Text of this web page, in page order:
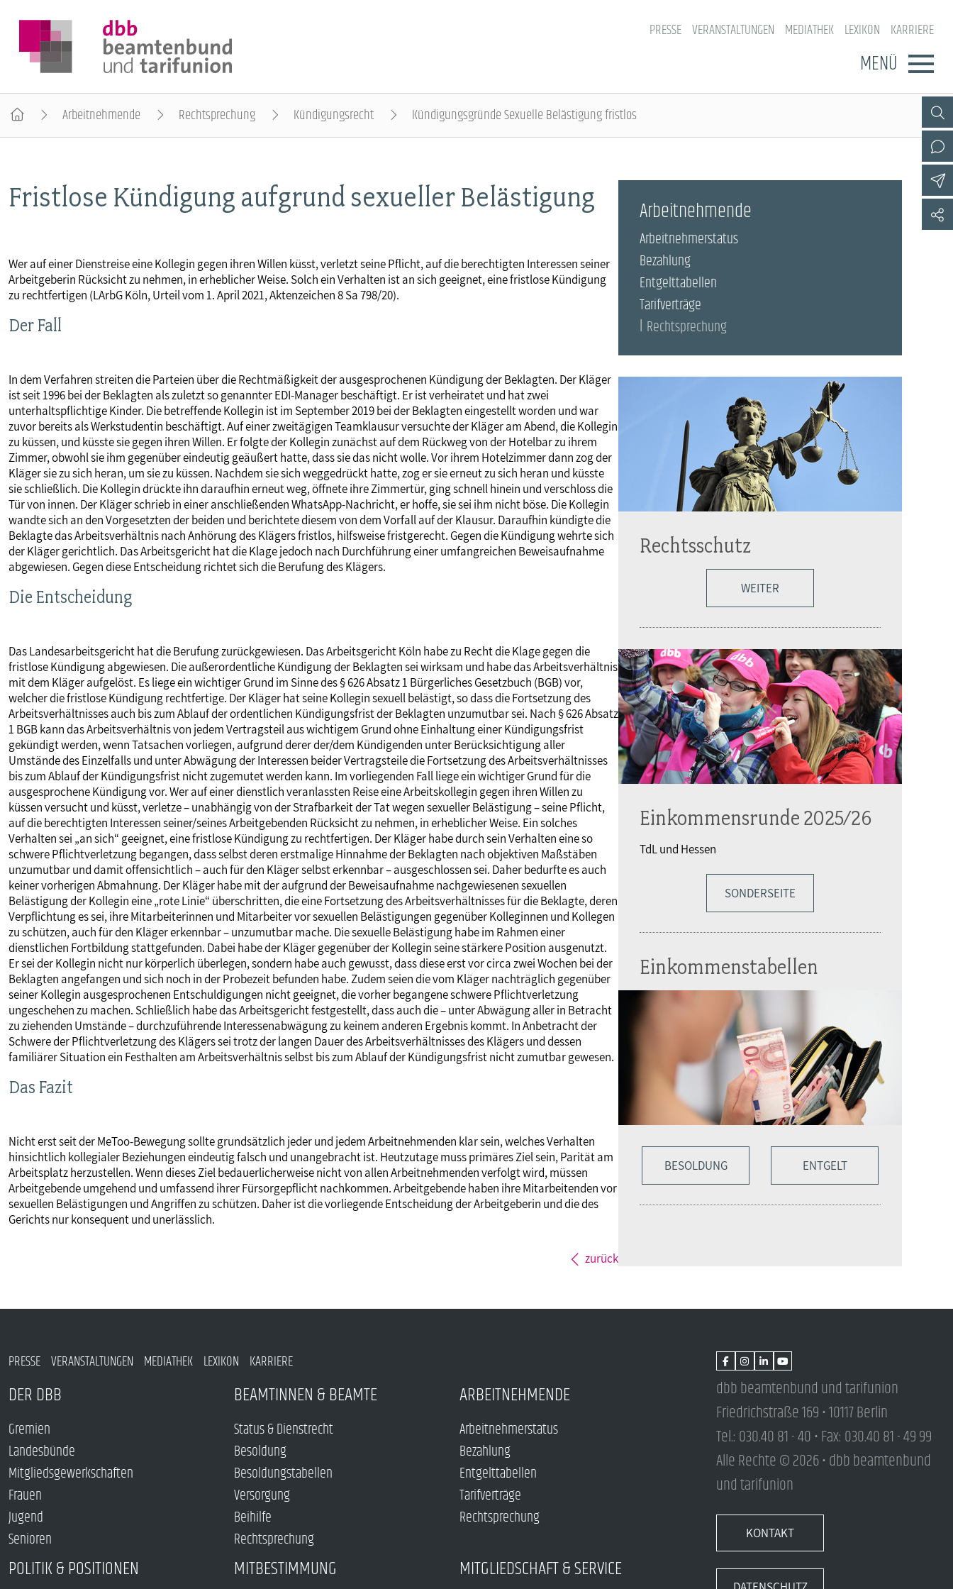
PRESSE VERANSTALTUNGEN MEDIATHEK LEXIKON KARRIERE
MENÜ
Gremien
Mitgliedsgewerkschaften
Jugend
Senioren
BEAMTINNEN & BEAMTE
Status & Dienstrecht
Besoldungstabellen
Beihilfe
Rechtsprechung
Arbeitnehmerstatus
Entgelttabellen
Rechtsprechung
POLITIK & POSITIONEN
Arbeit & Wirtschaft
Soziales & Gesundheit
Europa
Personalrat & JAV
Schwerbehindertenvertretung
MITGLIEDSCHAFT & SERVICE
Rechtsschutz
Vorteilswelt
Verlag
Arbeitnehmende Rechtsprechung Kündigungsrecht Kündigungsgründe Sexuelle Belästigung fristlos
Fristlose Kündigung aufgrund sexueller Belästigung
Wer auf einer Dienstreise eine Kollegin gegen ihren Willen küsst, verletzt seine Pflicht, auf die berechtigten Interessen seiner
Arbeitgeberin Rücksicht zu nehmen, in erheblicher Weise. Solch ein Verhalten ist an sich geeignet, eine fristlose Kündigung
zu rechtfertigen (LArbG Köln, Urteil vom 1. April 2021, Aktenzeichen 8 Sa 798/20).
Der Fall
In dem Verfahren streiten die Parteien über die Rechtmäßigkeit der ausgesprochenen Kündigung der Beklagten. Der Kläger
ist seit 1996 bei der Beklagten als zuletzt so genannter EDI-Manager beschäftigt. Er ist verheiratet und hat zwei
unterhaltspflichtige Kinder. Die betreffende Kollegin ist im September 2019 bei der Beklagten eingestellt worden und war
zuvor bereits als Werkstudentin beschäftigt. Auf einer zweitägigen Teamklausur versuchte der Kläger am Abend, die Kollegin
zu küssen, und küsste sie gegen ihren Willen. Er folgte der Kollegin zunächst auf dem Rückweg von der Hotelbar zu ihrem
Zimmer, obwohl sie ihm gegenüber eindeutig geäußert hatte, dass sie das nicht wolle. Vor ihrem Hotelzimmer dann zog der
Kläger sie zu sich heran, um sie zu küssen. Nachdem sie sich weggedrückt hatte, zog er sie erneut zu sich heran und küsste
sie schließlich. Die Kollegin drückte ihn daraufhin erneut weg, öffnete ihre Zimmertür, ging schnell hinein und verschloss die
Tür von innen. Der Kläger schrieb in einer anschließenden WhatsApp-Nachricht, er hoffe, sie sei ihm nicht böse. Die Kollegin
wandte sich an den Vorgesetzten der beiden und berichtete diesem von dem Vorfall auf der Klausur. Daraufhin kündigte die
Beklagte das Arbeitsverhältnis nach Anhörung des Klägers fristlos, hilfsweise fristgerecht. Gegen die Kündigung wehrte sich
der Kläger gerichtlich. Das Arbeitsgericht hat die Klage jedoch nach Durchführung einer umfangreichen Beweisaufnahme
abgewiesen. Gegen diese Entscheidung richtet sich die Berufung des Klägers.
Die Entscheidung
Das Landesarbeitsgericht hat die Berufung zurückgewiesen. Das Arbeitsgericht Köln habe zu Recht die Klage gegen die
fristlose Kündigung abgewiesen. Die außerordentliche Kündigung der Beklagten sei wirksam und habe das Arbeitsverhältnis
mit dem Kläger aufgelöst. Es liege ein wichtiger Grund im Sinne des § 626 Absatz 1 Bürgerliches Gesetzbuch (BGB) vor,
welcher die fristlose Kündigung rechtfertige. Der Kläger hat seine Kollegin sexuell belästigt, so dass die Fortsetzung des
Arbeitsverhältnisses auch bis zum Ablauf der ordentlichen Kündigungsfrist der Beklagten unzumutbar sei. Nach § 626 Absatz
1 BGB kann das Arbeitsverhältnis von jedem Vertragsteil aus wichtigem Grund ohne Einhaltung einer Kündigungsfrist
gekündigt werden, wenn Tatsachen vorliegen, aufgrund derer der/dem Kündigenden unter Berücksichtigung aller
Umstände des Einzelfalls und unter Abwägung der Interessen beider Vertragsteile die Fortsetzung des Arbeitsverhältnisses
bis zum Ablauf der Kündigungsfrist nicht zugemutet werden kann. Im vorliegenden Fall liege ein wichtiger Grund für die
ausgesprochene Kündigung vor. Wer auf einer dienstlich veranlassten Reise eine Arbeitskollegin gegen ihren Willen zu
küssen versucht und küsst, verletze – unabhängig von der Strafbarkeit der Tat wegen sexueller Belästigung – seine Pflicht,
auf die berechtigten Interessen seiner/seines Arbeitgebenden Rücksicht zu nehmen, in erheblicher Weise. Ein solches
Verhalten sei „an sich“ geeignet, eine fristlose Kündigung zu rechtfertigen. Der Kläger habe durch sein Verhalten eine so
schwere Pflichtverletzung begangen, dass selbst deren erstmalige Hinnahme der Beklagten nach objektiven Maßstäben
unzumutbar und damit offensichtlich – auch für den Kläger selbst erkennbar – ausgeschlossen sei. Daher bedurfte es auch
keiner vorherigen Abmahnung. Der Kläger habe mit der aufgrund der Beweisaufnahme nachgewiesenen sexuellen
Belästigung der Kollegin eine „rote Linie“ überschritten, die eine Fortsetzung des Arbeitsverhältnisses für die Beklagte, deren
Verpflichtung es sei, ihre Mitarbeiterinnen und Mitarbeiter vor sexuellen Belästigungen gegenüber Kolleginnen und Kollegen
zu schützen, auch für den Kläger erkennbar – unzumutbar mache. Die sexuelle Belästigung habe im Rahmen einer
dienstlichen Fortbildung stattgefunden. Dabei habe der Kläger gegenüber der Kollegin seine stärkere Position ausgenutzt.
Er sei der Kollegin nicht nur körperlich überlegen, sondern habe auch gewusst, dass diese erst vor circa zwei Wochen bei der
Beklagten angefangen und sich noch in der Probezeit befunden habe. Zudem seien die vom Kläger nachträglich gegenüber
seiner Kollegin ausgesprochenen Entschuldigungen nicht geeignet, die vorher begangene schwere Pflichtverletzung
ungeschehen zu machen. Schließlich habe das Arbeitsgericht festgestellt, dass auch die – unter Abwägung aller in Betracht
zu ziehenden Umstände – durchzuführende Interessenabwägung zu keinem anderen Ergebnis kommt. In Anbetracht der
Schwere der Pflichtverletzung des Klägers sei trotz der langen Dauer des Arbeitsverhältnisses des Klägers und dessen
familiärer Situation ein Festhalten am Arbeitsverhältnis selbst bis zum Ablauf der Kündigungsfrist nicht zumutbar gewesen.
Das Fazit
Nicht erst seit der MeToo-Bewegung sollte grundsätzlich jeder und jedem Arbeitnehmenden klar sein, welches Verhalten
hinsichtlich kollegialer Beziehungen eindeutig falsch und unangebracht ist. Heutzutage muss primäres Ziel sein, Parität am
Arbeitsplatz herzustellen. Wenn dieses Ziel bedauerlicherweise nicht von allen Arbeitnehmenden verfolgt wird, müssen
Arbeitgebende umgehend und umfassend ihrer Fürsorgepflicht nachkommen. Arbeitgebende haben ihre Mitarbeitenden vor
sexuellen Belästigungen und Angriffen zu schützen. Daher ist die vorliegende Entscheidung der Arbeitgeberin und die des
Gerichts nur konsequent und unerlässlich.
zurück
Arbeitnehmende
Arbeitnehmerstatus
Bezahlung
Entgelttabellen
Tarifverträge
Rechtsprechung
Rechtsschutz
WEITER
Einkommensrunde 2025/26
TdL und Hessen
SONDERSEITE
Einkommenstabellen
BESOLDUNG ENTGELT
PRESSE VERANSTALTUNGEN MEDIATHEK LEXIKON KARRIERE
DER DBB
Gremien
Landesbünde
Mitgliedsgewerkschaften
Frauen
Jugend
Senioren
BEAMTINNEN & BEAMTE
Status & Dienstrecht
Besoldung
Besoldungstabellen
Versorgung
Beihilfe
Rechtsprechung
ARBEITNEHMENDE
Arbeitnehmerstatus
Bezahlung
Entgelttabellen
Tarifverträge
Rechtsprechung
POLITIK & POSITIONEN MITBESTIMMUNG MITGLIEDSCHAFT & SERVICE
dbb beamtenbund und tarifunion
Friedrichstraße 169 • 10117 Berlin
Tel.: 030.40 81 - 40 • Fax: 030.40 81 - 49 99
Alle Rechte © 2026 • dbb beamtenbund
und tarifunion
KONTAKT